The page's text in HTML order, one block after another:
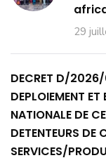
29
DECRET D/
DEPLOIEMENT
NATIONALE DE
DETENTEURS DE
SERVICES/